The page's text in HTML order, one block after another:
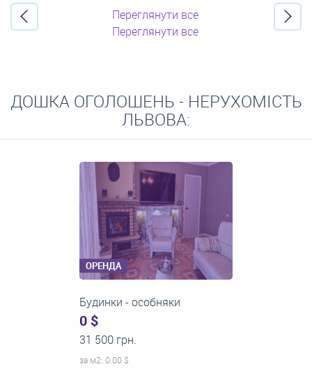
Переглянути все
Переглянути все
ДОШКА ОГОЛОШЕНЬ - НЕРУХОМІСТЬ
ЛЬВОВА:
ОРЕНДА
1-кімнатні квартири
0 $
21 500 грн.
за м2: 0.00 $